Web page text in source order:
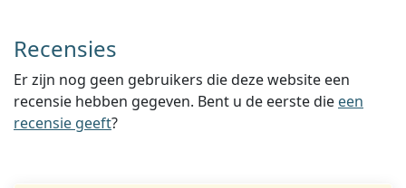
Recensies
Er zijn nog geen gebruikers die deze website een
recensie hebben gegeven. Bent u de eerste die een
recensie geeft?